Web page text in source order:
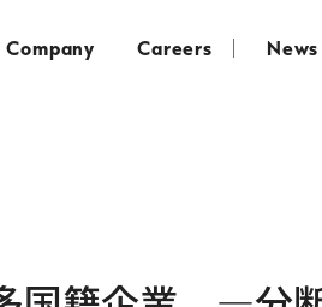
Company Careers News